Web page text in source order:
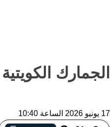
الجمارك الكويتية تحبط محاولة تهريب
17 يونيو 2026 الساعة 10:40